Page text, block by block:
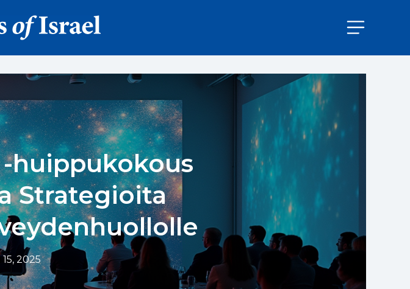
huippukokous
Strategioita
2025